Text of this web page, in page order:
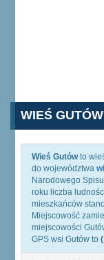
WIEŚ GUTÓW
Wieś Gutówto
do województwa
Narodowego
roku liczba
mieszkańców
Miejscowość
miejscowości
GPS wsi Gutów to